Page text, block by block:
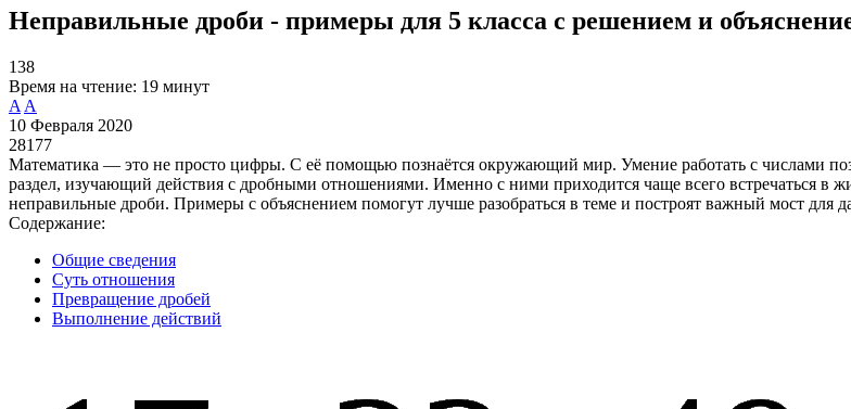
Неправильные дроби - примеры для 5 класса с решением и
138
Время на чтение: 19 минут
A A
10 Февраля 2020
28177
Математика — это не просто цифры. С её помощью познаётся окружающий мир. Умение работать с числами
раздел, изучающий действия с дробными отношениями. Именно с ними приходится чаще всего встречаться в
неправильные дроби. Примеры с объяснением помогут лучше разобраться в теме и построят важный мост для
Содержание:
Общие сведения
Суть отношения
Превращение дробей
Выполнение действий